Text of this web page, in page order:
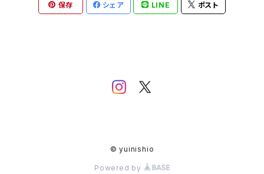
保存 シェア LINE ポスト
© yuinishio
Powered by